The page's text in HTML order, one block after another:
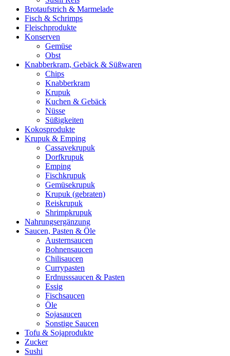
Brotaufstrich & Marmelade
Fisch & Schrimps
Fleischprodukte
Konserven
Gemüse
Obst
Knabberkram, Gebäck & Süßwaren
Chips
Knabberkram
Krupuk
Kuchen & Gebäck
Nüsse
Süßigkeiten
Kokosprodukte
Krupuk & Emping
Cassavekrupuk
Dorfkrupuk
Emping
Fischkrupuk
Gemüsekrupuk
Krupuk (gebraten)
Reiskrupuk
Shrimpkrupuk
Nahrungsergänzung
Saucen, Pasten & Öle
Austernsaucen
Bohnensaucen
Chilisaucen
Currypasten
Erdnusssaucen & Pasten
Essig
Fischsaucen
Öle
Sojasaucen
Sonstige Saucen
Tofu & Sojaprodukte
Zucker
Sushi